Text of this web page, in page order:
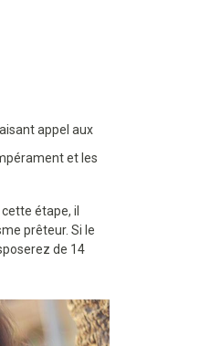
appel aux
et les
étape, il
prêteur. Si le
de 14